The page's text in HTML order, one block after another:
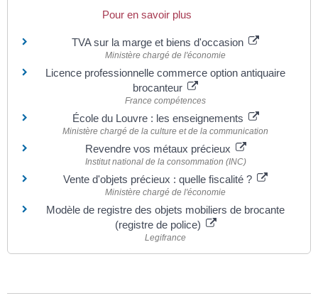
Pour en savoir plus
TVA sur la marge et biens d'occasion
Ministère chargé de l'économie
Licence professionnelle commerce option antiquaire
brocanteur
France compétences
École du Louvre : les enseignements
Ministère chargé de la culture et de la communication
Revendre vos métaux précieux
Institut national de la consommation (INC)
Vente d'objets précieux : quelle fiscalité ?
Ministère chargé de l'économie
Modèle de registre des objets mobiliers de brocante
(registre de police)
Legifrance